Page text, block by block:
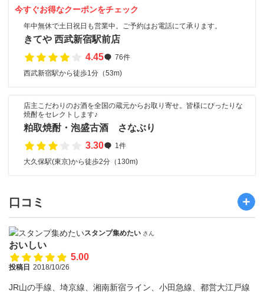
今すぐお得なクーポンをチェック
年中無休で土日祝日も営業中。ご予約はお電話にて承ります。
きてや 西武新宿駅前店
4.45
76件
西武新宿駅から徒歩1分（53m)
店主こだわりのお酒を全国の蔵元からお取り寄せ。皆様にぴったりな
焼酎をセレクトします♪
粕取焼酎・泡盛古酒 さなぶり
3.30
1件
大久保駅(東京)から徒歩2分（130m)
口コミ
スタンプ集めたい さん
おいしい
5.00
投稿日 2018/10/26
JR山の手線、埼京線、湘南新宿ライン、小田急線、都営大江戸線